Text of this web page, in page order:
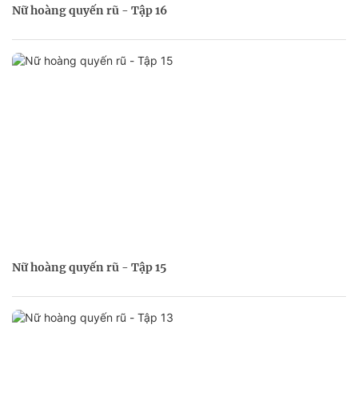
Nữ hoàng quyến rũ - Tập 16
Nữ hoàng quyến rũ - Tập 15